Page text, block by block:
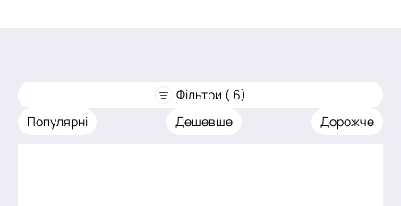
Фільтри ( 6)
Популярні
Дешевше Дорожче